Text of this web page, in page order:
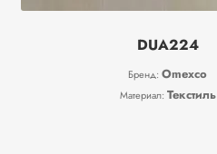
DUA224
Бренд:Omexco
Материал: Текстиль